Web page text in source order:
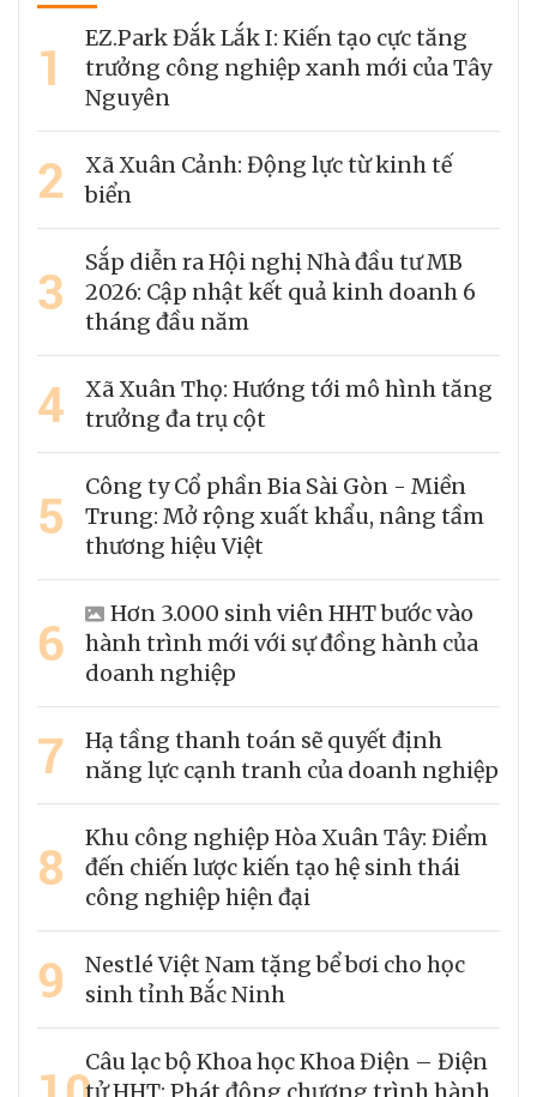
1
EZ.Park Đắk Lắk I: Kiến tạo cực tăng
trưởng công nghiệp xanh mới của Tây
Nguyên
2
Xã Xuân Cảnh: Động lực từ kinh tế
biển
3
Sắp diễn ra Hội nghị Nhà đầu tư MB
2026: Cập nhật kết quả kinh doanh 6
tháng đầu năm
4
Xã Xuân Thọ: Hướng tới mô hình tăng
trưởng đa trụ cột
5
Công ty Cổ phần Bia Sài Gòn - Miền
Trung: Mở rộng xuất khẩu, nâng tầm
thương hiệu Việt
6
Hơn 3.000 sinh viên HHT bước vào
hành trình mới với sự đồng hành của
doanh nghiệp
7
Hạ tầng thanh toán sẽ quyết định
năng lực cạnh tranh của doanh nghiệp
8
Khu công nghiệp Hòa Xuân Tây: Điểm
đến chiến lược kiến tạo hệ sinh thái
công nghiệp hiện đại
9
Nestlé Việt Nam tặng bể bơi cho học
sinh tỉnh Bắc Ninh
Câu lạc bộ Khoa học Khoa Điện – Điện